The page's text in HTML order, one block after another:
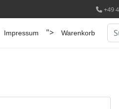
+49
Impressum "> Warenkorb